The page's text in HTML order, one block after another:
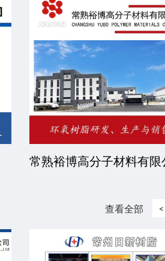
常熟裕博高分子材料有限
查看全部 <